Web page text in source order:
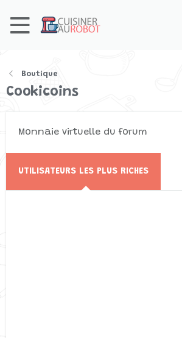
Boutique
Cookicoins
Monnaie virtuelle du forum
UTILISATEURS LES PLUS RICHES